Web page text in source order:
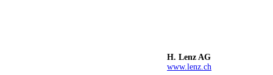
H. Lenz AG
www.lenz.ch